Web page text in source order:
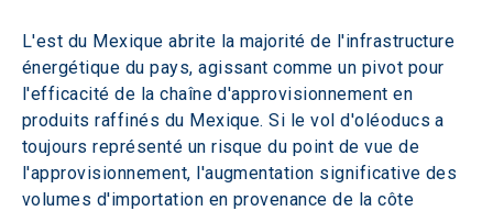
L'est du Mexique abrite la majorité de l'infrastructure
énergétique du pays, agissant comme un pivot pour
l'efficacité de la chaîne d'approvisionnement en
produits raffinés du Mexique. Si le vol d'oléoducs a
toujours représenté un risque du point de vue de
l'approvisionnement, l'augmentation significative des
volumes d'importation en provenance de la côte